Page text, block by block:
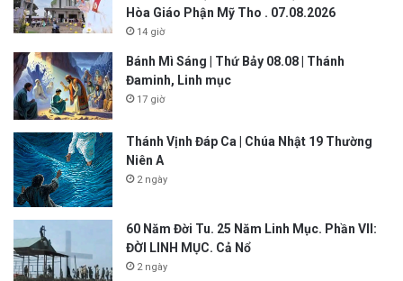
Hòa Giáo Phận Mỹ Tho . 07.08.2026
14 giờ
Bánh Mì Sáng | Thứ Bảy 08.08 | Thánh
Đaminh, Linh mục
17 giờ
Thánh Vịnh Đáp Ca | Chúa Nhật 19 Thường
Niên A
2 ngày
60 Năm Đời Tu. 25 Năm Linh Mục. Phần VII:
ĐỜI LINH MỤC. Cả Nổ
2 ngày